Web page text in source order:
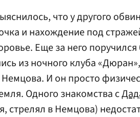
что у другого
и нахождение под
Еще за него
из ночного клуба
И он просто
Одного знакомства с
стрелял в Немцова)